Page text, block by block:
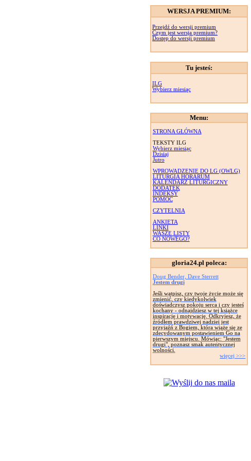
WERSJA PREMIUM:
Przejdź do wersji premium
Czym jest wersja premium?
Dostęp do wersji premium
Tu jesteś:
ILG
Wybierz miesiąc
Menu:
STRONA GŁÓWNA
TEKSTY ILG
Wybierz miesiąc
Dzisiaj
Jutro
WPROWADZENIE DO LG (OWLG)
LITURGIA HORARUM
KALENDARZ LITURGICZNY
DODATEK
INDEKSY
POMOC
CZYTELNIA
ANKIETA
LINKI
WASZE LISTY
CO NOWEGO?
gloria24.pl poleca:
Doug Bender, Dave Sterrett
Jestem drugi
Jeśli wątpisz, czy twoje życie może się
zmienić, czy kiedykolwiek
doświadczysz pokoju serca i czy jesteś
kochany - odnajdziesz w tej książce
inspirację i motywację. Odkryjesz, że
źródłem prawdziwej nadziei jest
przyjaźń z Bogiem, która wiąże się ze
zdecydowanym postawieniem Go na
pierwszym miejscu. Mówiąc: "Jestem
drugi", poznasz smak autentycznej
wolności.
więcej >>>